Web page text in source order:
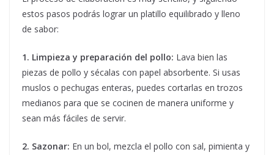
estos pasos podrás lograr un platillo equilibrado y lleno
de sabor:
1. Limpieza y preparación del pollo: Lava bien las
piezas de pollo y sécalas con papel absorbente. Si usas
muslos o pechugas enteras, puedes cortarlas en trozos
medianos para que se cocinen de manera uniforme y
sean más fáciles de servir.
2. Sazonar: En un bol, mezcla el pollo con sal, pimienta y